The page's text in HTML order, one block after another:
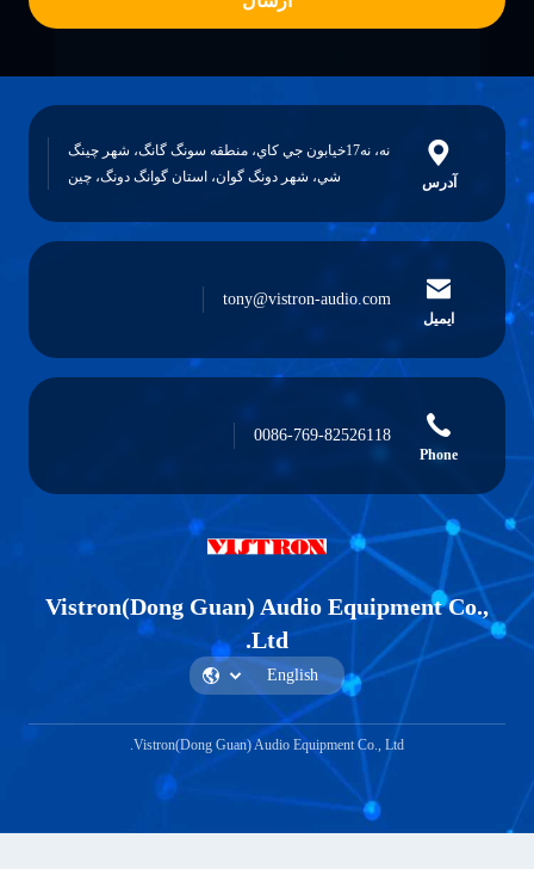
نه، نه17خيابون جي کاي، منطقه سونگ گانگ، شهر چينگ
شي، شهر دونگ گوان، استان گوانگ دونگ، چين
tony@vistron-
0086-769-
Vistron(Dong Guan) Audio
Ltd.
Vistron(Dong Guan) Audio Equipment